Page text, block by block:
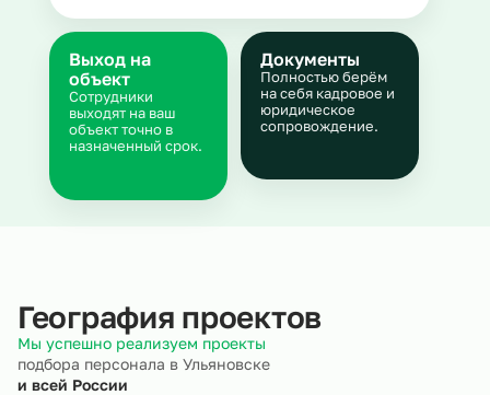
Документы
Полностью берём
на себя кадровое и
юридическое
сопровождение.
Выход на
объект
Сотрудники
выходят на ваш
объект точно в
назначенный срок.
География проектов
Мы успешно реализуем проекты
подбора персонала в Ульяновске
и всей России